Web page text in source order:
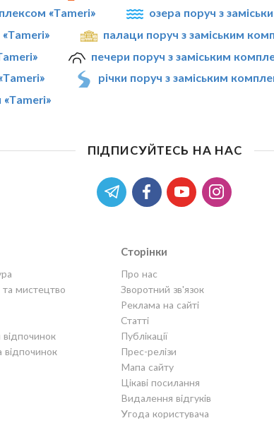
«Tameri»
озера поруч з
палаци поруч з заміським
печери поруч з заміським
річки поруч з заміським
ПІДПИСУЙТЕСЬ НА НАС
та мистецтво
відпочинок
Сторінки
Про нас
Зворотний зв'язок
Реклама на сайті
Статті
Публікації
Прес-релізи
Мапа сайту
Цікаві посилання
Видалення відгуків
Угода користувача